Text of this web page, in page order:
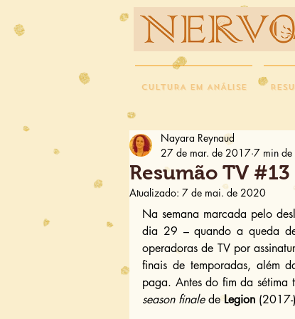
NERVOS
CULTURA EM ANÁLISE
Resumão TV
Nayara Reynaud
27 de mar. de 2017 7 min de
Atualizado: 7 de mai. de 2020
Na semana marcada pelo
dia 29 – quando a queda de
operadoras de TV por
finais de temporadas, além
paga. Antes do fim da sétima
season finale de Legion